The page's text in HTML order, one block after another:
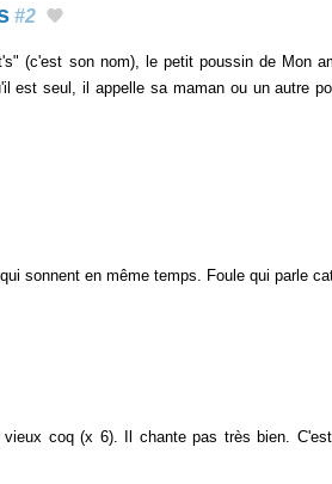
#2
(c'est son nom), le petit poussin de Mon
est seul, il appelle sa maman ou un autre
sonnent en même temps. Foule qui parle
vieux coq (x 6). Il chante pas très bien.